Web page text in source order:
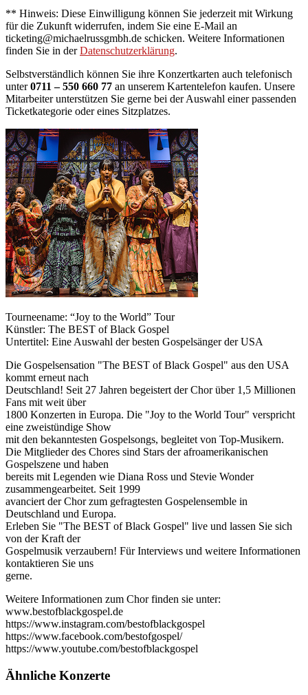
** Hinweis: Diese Einwilligung können Sie jederzeit mit Wirkung
für die Zukunft widerrufen, indem Sie eine E-Mail an
ticketing@michaelrussgmbh.de schicken. Weitere Informationen
finden Sie in derDatenschutzerklärung.
Selbstverständlich können Sie ihre Konzertkarten auch telefonisch
unter0711 – 550 660 77 an unserem Kartentelefon kaufen. Unsere
Mitarbeiter unterstützen Sie gerne bei der Auswahl einer passenden
Ticketkategorie oder eines Sitzplatzes.
Tourneename: “Joy to the World” Tour
Künstler: The BEST of Black Gospel
Untertitel: Eine Auswahl der besten Gospelsänger der USA
Die Gospelsensation "The BEST of Black Gospel" aus den USA
kommt erneut nach
Deutschland! Seit 27 Jahren begeistert der Chor über 1,5 Millionen
Fans mit weit über
1800 Konzerten in Europa. Die "Joy to the World Tour" verspricht
eine zweistündige Show
mit den bekanntesten Gospelsongs, begleitet von Top-Musikern.
Die Mitglieder des Chores sind Stars der afroamerikanischen
Gospelszene und haben
bereits mit Legenden wie Diana Ross und Stevie Wonder
zusammengearbeitet. Seit 1999
avanciert der Chor zum gefragtesten Gospelensemble in
Deutschland und Europa.
Erleben Sie "The BEST of Black Gospel" live und lassen Sie sich
von der Kraft der
Gospelmusik verzaubern! Für Interviews und weitere Informationen
kontaktieren Sie uns
gerne.
Weitere Informationen zum Chor finden sie unter:
www.bestofblackgospel.de
https://www.instagram.com/bestofblackgospel
https://www.facebook.com/bestofgospel/
https://www.youtube.com/bestofblackgospel
Ähnliche Konzerte